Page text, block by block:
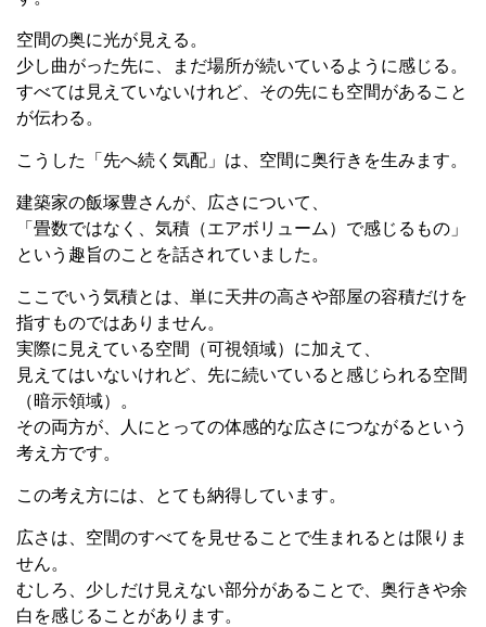
空間の奥に光が見える。
少し曲がった先に、まだ場所が続いているように感じる。
すべては見えていないけれど、その先にも空間があること
が伝わる。
こうした「先へ続く気配」は、空間に奥行きを生みます。
建築家の飯塚豊さんが、広さについて、
「畳数ではなく、気積（エアボリューム）で感じるもの」
という趣旨のことを話されていました。
ここでいう気積とは、単に天井の高さや部屋の容積だけを
指すものではありません。
実際に見えている空間（可視領域）に加えて、
見えてはいないけれど、先に続いていると感じられる空間
（暗示領域）。
その両方が、人にとっての体感的な広さにつながるという
考え方です。
この考え方には、とても納得しています。
広さは、空間のすべてを見せることで生まれるとは限りま
せん。
むしろ、少しだけ見えない部分があることで、奥行きや余
白を感じることがあります。